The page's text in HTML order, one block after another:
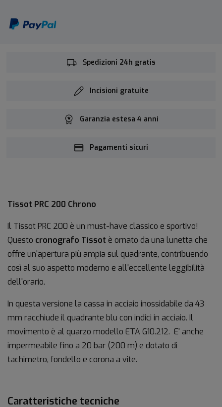
Spedizioni 24h gratis
Incisioni gratuite
Garanzia estesa 4 anni
Pagamenti sicuri
Tissot PRC 200 Chrono
Il Tissot PRC 200 è un must-have classico e sportivo!
Questo cronografo Tissot è ornato da una lunetta che
offre un'apertura più ampia sul quadrante, contribuendo
così al suo aspetto moderno e all'eccellente leggibilità
dell'orario.
In questa versione la cassa in acciaio inossidabile da 43
mm racchiude il quadrante blu con indici in acciaio. Il
movimento è al quarzo modello ETA G10.212. E' anche
impermeabile fino a 20 bar (200 m) e dotato di
tachimetro, fondello e corona a vite.
Caratteristiche tecniche